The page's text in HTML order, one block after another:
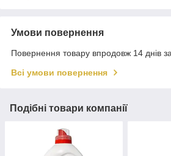
Умови повернення
Повернення товару впродовж 14 днів
Всі умови повернення
Подібні товари компанії